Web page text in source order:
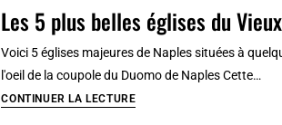
à
+
Les 5 plus belles églises du
Voici 5 églises majeures de Naples situées à
l'oeil de la coupole du Duomo de Naples Cette…
CONTINUER LA LECTURELes